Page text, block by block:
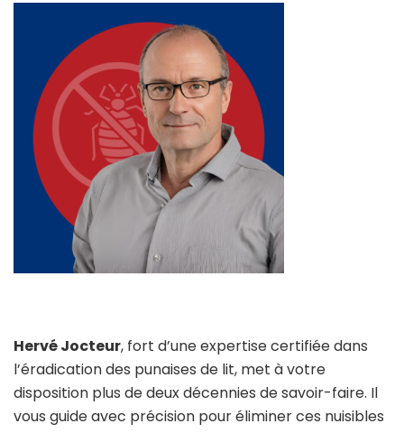
Hervé Jocteur, fort d’une expertise certifiée dans
l’éradication des punaises de lit, met à votre
disposition plus de deux décennies de savoir-faire. Il
vous guide avec précision pour éliminer ces nuisibles